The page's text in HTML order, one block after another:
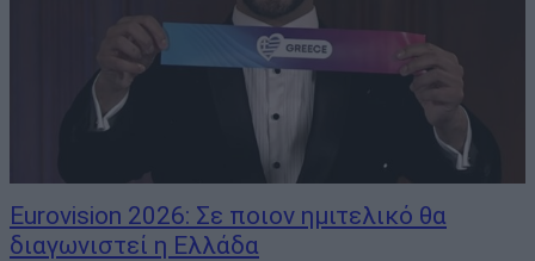
Eurovision 2026: Σε ποιον ημιτελικό θα
διαγωνιστεί η Ελλάδα